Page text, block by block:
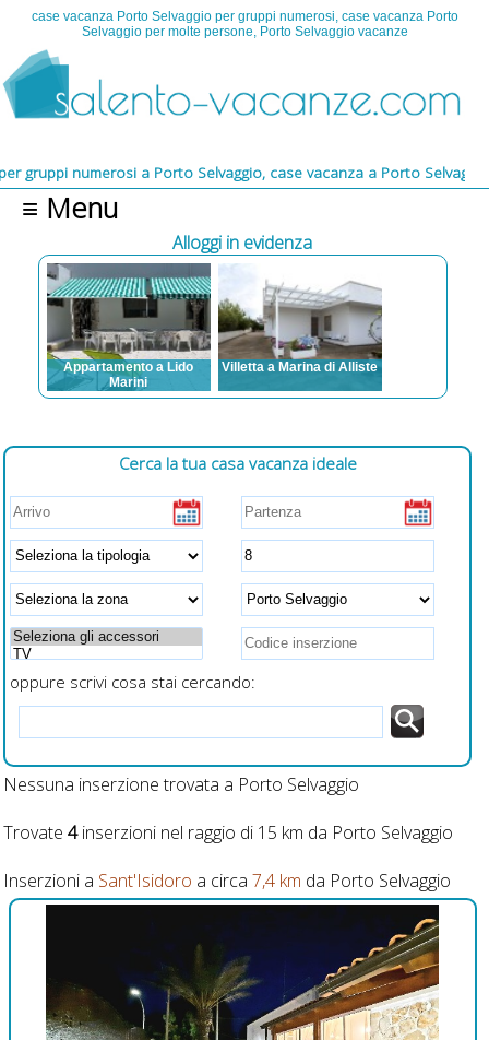
case vacanza Porto Selvaggio per gruppi numerosi, case vacanza Porto
Selvaggio per molte persone, Porto Selvaggio vacanze
numerosi a Porto Selvaggio, case vacanza a Porto Selvaggio per
≡ Menu
Alloggi in evidenza
Appartamento a Lido
Marini
Lavatrice, Animali
ammessi, Barbecue,
Spazi esterni, Zanzariere,
soffitto, asse e ferro da
stiro, asciugacapelli,
letto per ricarica veloce
smartphone
Villetta a Marina di Alliste
Posti letto: da 3 a 7
Animali ammessi,
Barbecue, Spazi esterni,
Zanzariere, Internet
Cerca la tua casa vacanza ideale
oppure scrivi cosa stai cercando:
Nessuna inserzione trovata a Porto Selvaggio
Trovate 4inserzioni nel raggio di 15 km da Porto Selvaggio
Inserzioni a Sant'Isidoro a circa 7,4 km da Porto Selvaggio